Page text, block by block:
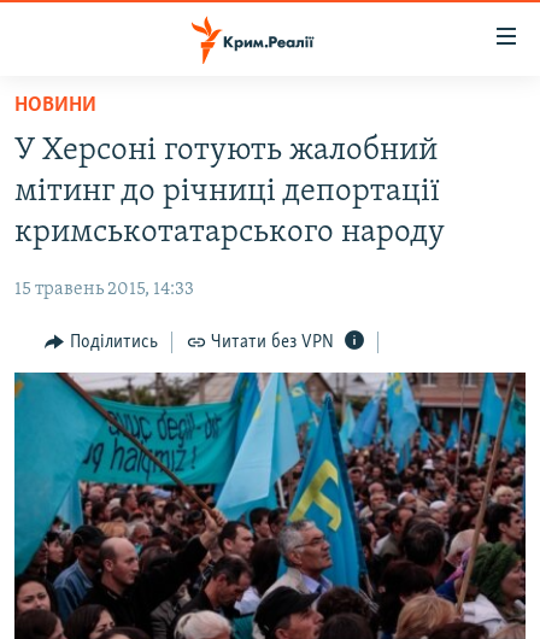
Перейти
основного
матеріалу
до
основної
навігації
Перейти
до
пошуку
ВОДА.КРИМ
ВІДЕО ТА ФОТО
БЛОГИ
ПОГЛЯД
ІНТЕРВ'Ю
ВСЕ ЗА ДЕНЬ
СПЕЦПРОЕКТИ
ДЕПОРТАЦІЯ
ВІДЕОУРОКИ «ELIFBE»
СВІДЧЕННЯ ОКУПАЦІЇ
ЯК ОБІЙТИ БЛОКУВАННЯ
Русский
Qırımtatar
НОВИНИ
У Херсоні готують жалобний
мітинг до річниці депортації
кримськотатарського народу
15 травень 2015, 14:33
Поділитись Читати без VPN